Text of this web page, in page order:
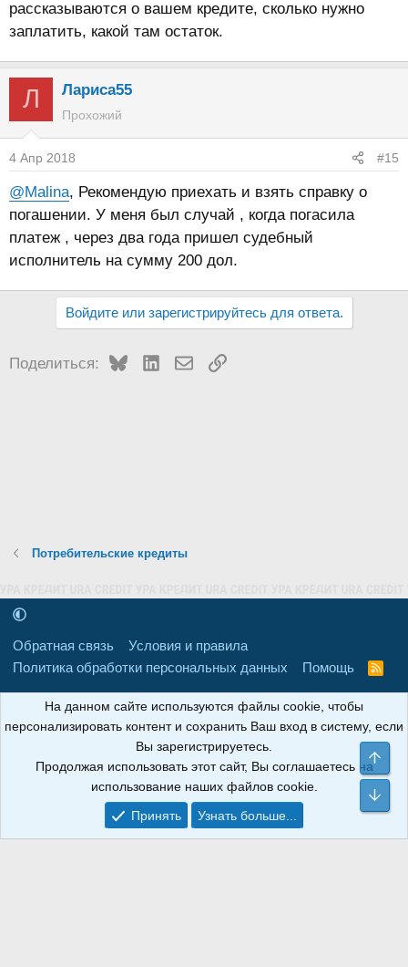
рассказываются о вашем кредите, сколько нужно
заплатить, какой там остаток.
Л Лариса55
Прохожий
4 Апр 2018 #15
@Malina, Рекомендую приехать и взять справку о
погашении. У меня был случай , когда погасила
платеж , через два года пришел судебный
исполнитель на сумму 200 дол.
Войдите или зарегистрируйтесь для ответа.
Поделиться: BlueskyLinkedInЭлектронная почта
Ссылка
Потребительские кредиты
Обратная связь
Условия и правила
Политика обработки персональных данных
Помощь
R
Свидетельство о регистрации товарного знака № 665857 от
06.08.2018 г. Сайт не является СМИ. Сделано вРунетЛаб – Сайты и
АНОИНФО; ОГРН: 1247700801700; ИНН/КПП:
9709119500/320001001; Юридический адрес: 241030, Брянская
область, г. Брянск, ул. Мира, д. 96, ком. 124
На данном сайте используются файлы cookie, чтобы
персонализировать контент и сохранить Ваш вход в систему, если
Вы зарегистрируетесь.
Продолжая использовать этот сайт, Вы соглашаетесь на
использование наших файлов cookie.
Принять
Узнать больше...